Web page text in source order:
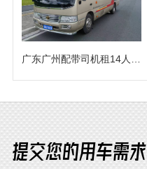
提交您的用车需求